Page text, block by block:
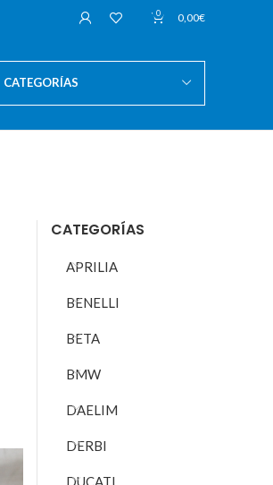
0 0,00€
CATEGORÍAS
CATEGORÍAS
APRILIA
BENELLI
BETA
BMW
DAELIM
DERBI
DUCATI